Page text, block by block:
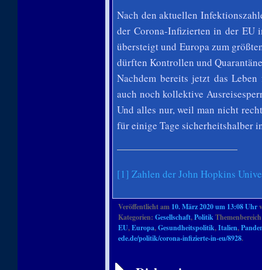
Nach den aktuellen
der Corona-Infizierten in der EU
übersteigt und Europa zum
dürften Kontrollen und
Nachdem bereits jetzt das
auch noch kollektive
Und alles nur, weil man nicht
für einige Tage sicherheitshalber
[1] Zahlen der John Hopkins
Veröffentlicht am 10. März 2020 um 13:08 Uhr
Kategorien: Gesellschaft,Politik
EU,Europa,Gesundheitspolitik,Italien,
ede.de/politik/corona-infizierte-in-eu/8928.